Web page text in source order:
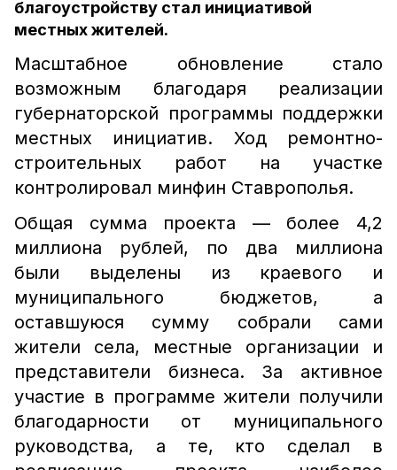
благоустройству стал инициативой
местных жителей.
Масштабное обновление стало
возможным благодаря реализации
губернаторской программы поддержки
местных инициатив. Ход ремонтно-
строительных работ на участке
контролировал минфин Ставрополья.
Общая сумма проекта — более 4,2
миллиона рублей, по два миллиона
были выделены из краевого и
муниципального бюджетов, а
оставшуюся сумму собрали сами
жители села, местные организации и
представители бизнеса. За активное
участие в программе жители получили
благодарности от муниципального
руководства, а те, кто сделал в